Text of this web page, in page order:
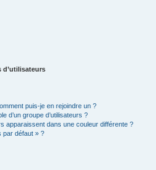
d’utilisateurs
puis-je en rejoindre un ?
d’un groupe d’utilisateurs ?
apparaissent dans une couleur différente ?
par défaut » ?